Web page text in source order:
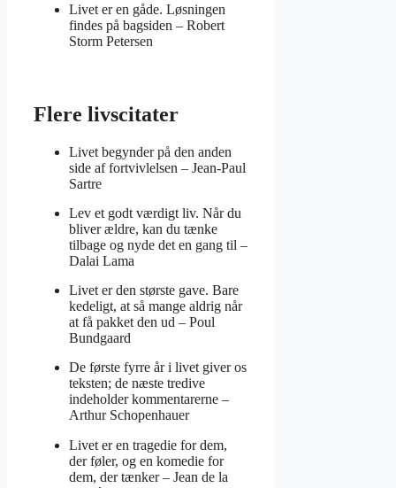
Livet er en gåde. Løsningen
findes på bagsiden – Robert
Storm Petersen
Flere livscitater
Livet begynder på den anden
side af fortvivlelsen – Jean-Paul
Sartre
Lev et godt værdigt liv. Når du
bliver ældre, kan du tænke
tilbage og nyde det en gang til –
Dalai Lama
Livet er den største gave. Bare
kedeligt, at så mange aldrig når
at få pakket den ud – Poul
Bundgaard
De første fyrre år i livet giver os
teksten; de næste tredive
indeholder kommentarerne –
Arthur Schopenhauer
Livet er en tragedie for dem,
der føler, og en komedie for
dem, der tænker – Jean de la